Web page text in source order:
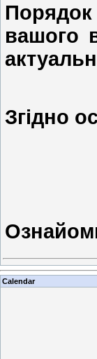
вашого
Згідно
Calendar